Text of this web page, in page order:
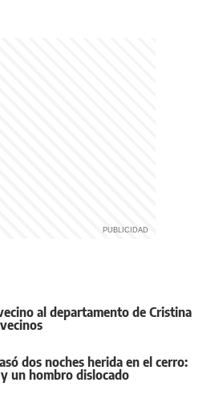
al departamento de Cristina
dos noches herida en el cerro:
un hombro dislocado